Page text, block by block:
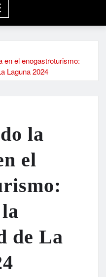
en el enogastroturismo:
Laguna 2024
la
el
de La